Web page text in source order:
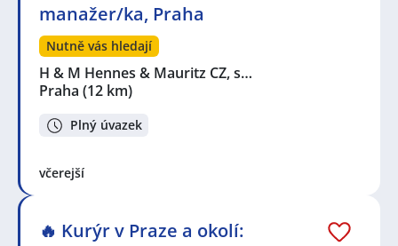
manažer/ka, Praha
Nutně vás hledají
H & M Hennes & Mauritz CZ, s…
Praha (12 km)
Plný úvazek
včerejší
🔥 Kurýr v Praze a okolí: